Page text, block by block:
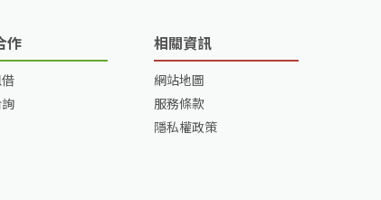
作 相關資訊
網站地圖
服務條款
隱私權政策